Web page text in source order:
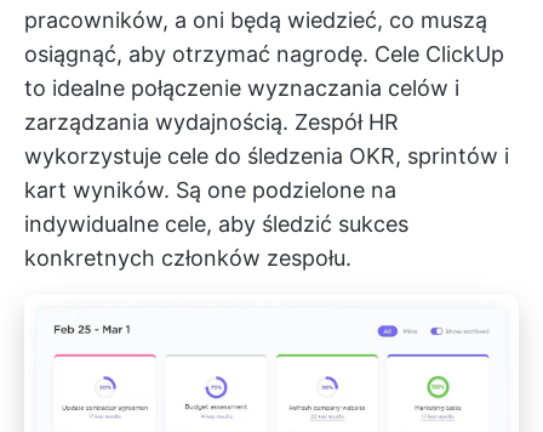
pracowników, a oni będą wiedzieć, co muszą
osiągnąć, aby otrzymać nagrodę. Cele ClickUp
to idealne połączenie wyznaczania celów i
zarządzania wydajnością. Zespół HR
wykorzystuje cele do śledzenia OKR, sprintów i
kart wyników. Są one podzielone na
indywidualne cele, aby śledzić sukces
konkretnych członków zespołu.